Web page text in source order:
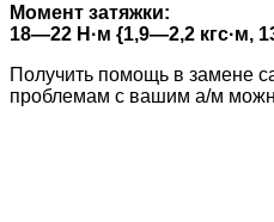
Момент затяжки:
18—22 Н·м {1,9—2,2 кгс·м,
Получить помощь в замене
проблемам с вашим а/м